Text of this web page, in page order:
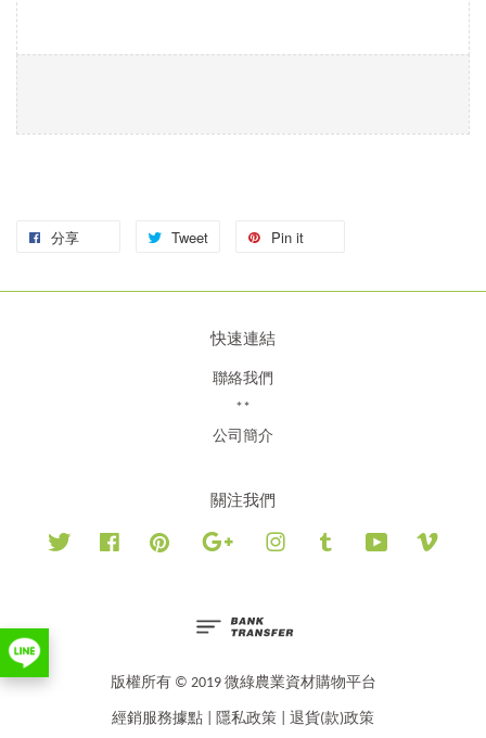
分享 Tweet Pin it
快速連結
聯絡我們
**
公司簡介
關注我們
Twitter Facebook Pinterest Google InstagramTumblr YouTube
版權所有 © 2019 微綠農業資材購物平台
經銷服務據點 隱私政策 退貨(款)政策